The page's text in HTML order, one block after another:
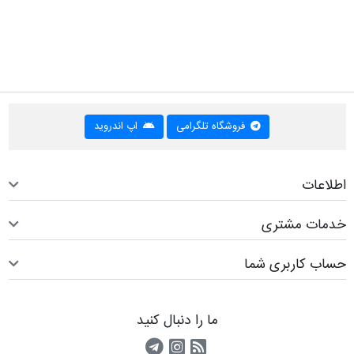
فروشگاه تلگرامی اپ اندروید
اطلاعات
خدمات مشتری
حساب کاربری شما
ما را دنبال کنید
RSSکانال آپارات
کانال تلگرام